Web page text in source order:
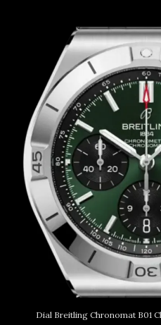
Dial Breitling Chronomat B01